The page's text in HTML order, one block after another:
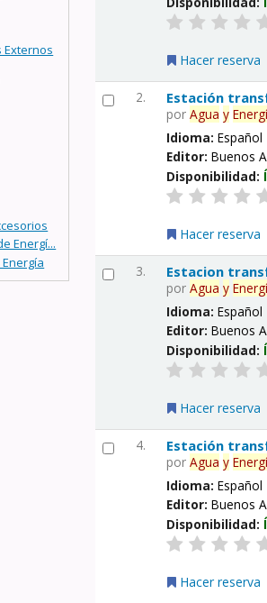
Externos
Energí...
Hacer reserva
2. Estación
porAgua y
Idioma:Español
Editor:Buenos
Disponibilidad:
Hacer reserva
3. Estacion
porAgua y
Idioma:Español
Editor:Buenos
Disponibilidad:
Hacer reserva
4. Estación
porAgua y
Idioma:Español
Editor:Buenos
Disponibilidad:
Hacer reserva